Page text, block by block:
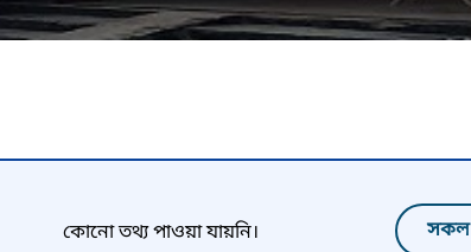
সকল
কোনো তথ্য পাওয়া যায়নি।